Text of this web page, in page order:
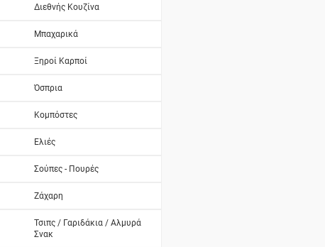
Διεθνής Κουζίνα
Μπαχαρικά
Ξηροί Καρποί
Όσπρια
Κομπόστες
Ελιές
Σούπες - Πουρές
Ζάχαρη
Τσιπς / Γαριδάκια / Αλμυρά
Σνακ